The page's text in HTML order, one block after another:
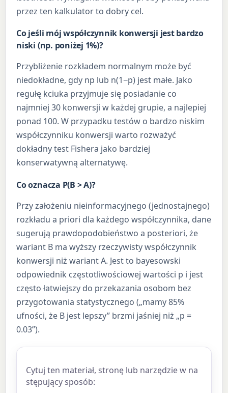
przez ten kalkulator to dobry cel.
Co jeśli mój współczynnik konwersji jest bardzo
niski (np. poniżej 1%)?
Przybliżenie rozkładem normalnym może być
niedokładne, gdy np lub n(1−p) jest małe. Jako
regułę kciuka przyjmuje się posiadanie co
najmniej 30 konwersji w każdej grupie, a najlepiej
ponad 100. W przypadku testów o bardzo niskim
współczynniku konwersji warto rozważyć
dokładny test Fishera jako bardziej
konserwatywną alternatywę.
Co oznacza P(B > A)?
Przy założeniu nieinformacyjnego (jednostajnego)
rozkładu a priori dla każdego współczynnika, dane
sugerują prawdopodobieństwo a posteriori, że
wariant B ma wyższy rzeczywisty współczynnik
konwersji niż wariant A. Jest to bayesowski
odpowiednik częstotliwościowej wartości p i jest
często łatwiejszy do przekazania osobom bez
przygotowania statystycznego („mamy 85%
ufności, że B jest lepszy” brzmi jaśniej niż „p =
0.03”).
Cytuj ten materiał, stronę lub narzędzie w na
stępujący sposób: